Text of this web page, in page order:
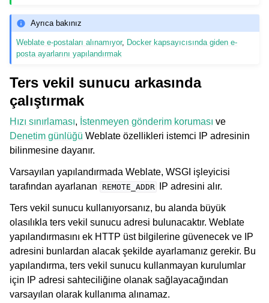
Ayrıca bakınız
Weblate e-postaları alınamıyor, Docker kapsayıcısında giden e-
posta ayarlarını yapılandırmak
Ters vekil sunucu arkasında
çalıştırmak
Hızı sınırlaması, İstenmeyen gönderim koruması ve
Denetim günlüğü Weblate özellikleri istemci IP adresinin
bilinmesine dayanır.
Varsayılan yapılandırmada Weblate, WSGI işleyicisi
tarafından ayarlanan REMOTE_ADDR IP adresini alır.
Ters vekil sunucu kullanıyorsanız, bu alanda büyük
olasılıkla ters vekil sunucu adresi bulunacaktır. Weblate
yapılandırmasını ek HTTP üst bilgilerine güvenecek ve IP
adresini bunlardan alacak şekilde ayarlamanız gerekir. Bu
yapılandırma, ters vekil sunucu kullanmayan kurulumlar
için IP adresi sahteciliğine olanak sağlayacağından
varsayılan olarak kullanıma alınamaz.